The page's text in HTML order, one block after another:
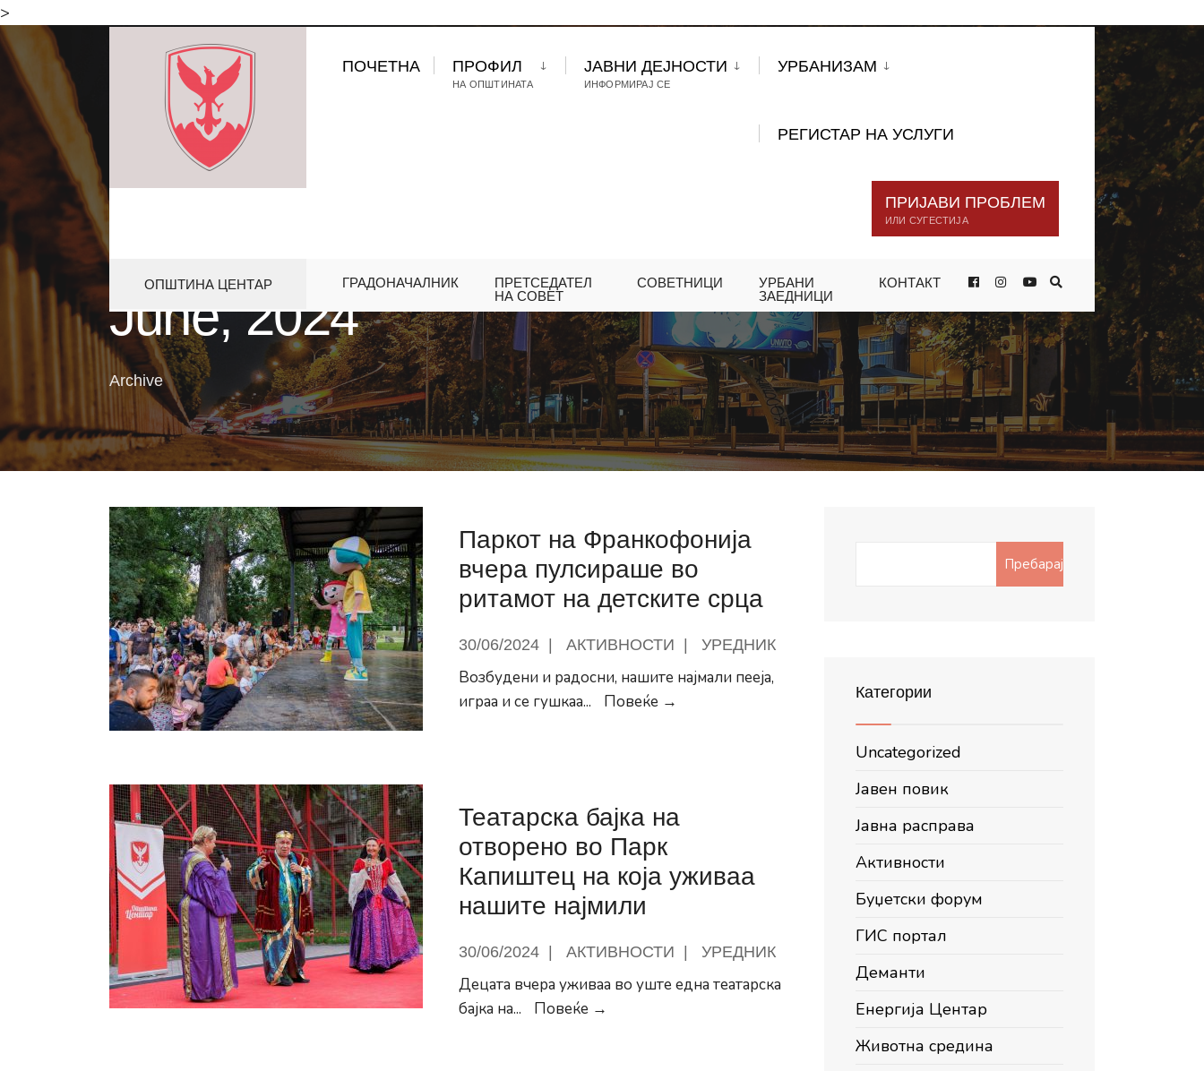
>
ПОЧЕТНА ПРОФИЛ
НА ОПШТИНАТА
ЈАВНИ ДЕЈНОСТИ
ИНФОРМИРАЈ СЕ
УРБАНИЗАМ
РЕГИСТАР НА УСЛУГИ
ПРИЈАВИ ПРОБЛЕМ
ИЛИ СУГЕСТИЈА
ОПШТИНА ЦЕНТАР ГРАДОНАЧАЛНИК
ПРЕТСЕДАТЕЛ
НА СОВЕТ
СОВЕТНИЦИ
УРБАНИ
ЗАЕДНИЦИ
КОНТАКТ
June, 2024
Archive
Паркот на Франкофонија
вчера пулсираше во
ритамот на детските срца
30/06/2024 АКТИВНОСТИ УРЕДНИК
Возбудени и радосни, нашите најмали пееја,
играа и се гушкаа... Повеќе →
во
на
Театарска бајка на
отворено во Парк
Капиштец на која уживаа
нашите најмили
30/06/2024 АКТИВНОСТИ УРЕДНИК
Децата вчера уживаа во уште една театарска
бајка на... Повеќе →
Пребарај
Категории
Uncategorized
Јавен повик
Јавна расправа
Активности
Буџетски форум
ГИС портал
Деманти
Енергија Центар
Животна средина